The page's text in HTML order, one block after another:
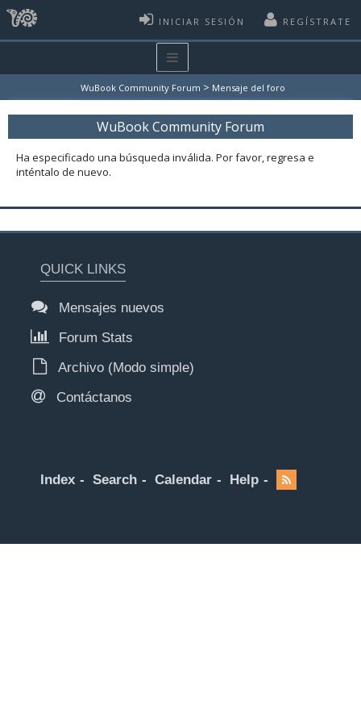
INICIAR SESIÓN REGÍSTRATE
WuBook Community Forum > Mensaje del foro
WuBook Community Forum
Ha especificado una búsqueda inválida. Por favor, regresa e
inténtalo de nuevo.
QUICK LINKS
Mensajes nuevos
Forum Stats
Archivo (Modo simple)
Contáctanos
Index Search Calendar Help